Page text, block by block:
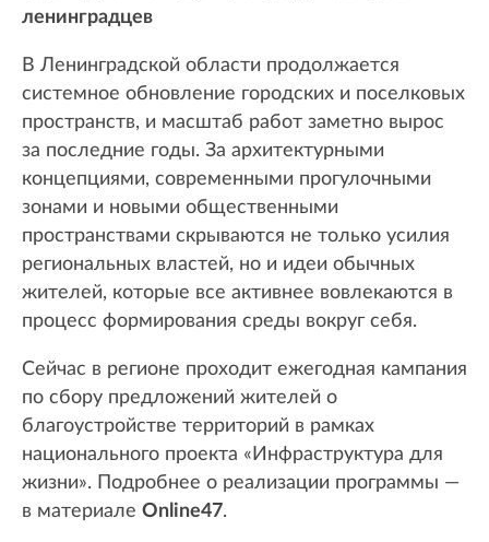
ленинградцев
В Ленинградской области продолжается
системное обновление городских и поселковых
пространств, и масштаб работ заметно вырос
за последние годы. За архитектурными
концепциями, современными прогулочными
зонами и новыми общественными
пространствами скрываются не только усилия
региональных властей, но и идеи обычных
жителей, которые все активнее вовлекаются в
процесс формирования среды вокруг себя.
Сейчас в регионе проходит ежегодная кампания
по сбору предложений жителей о
благоустройстве территорий в рамках
национального проекта «Инфраструктура для
жизни». Подробнее о реализации программы —
в материале Online47.